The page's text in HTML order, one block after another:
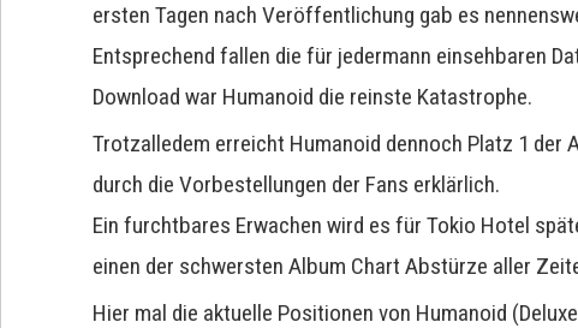
ersten Tagen nach Veröffentlichung gab es
Entsprechend fallen die für jedermann einsehbaren
Download war Humanoid die reinste Katastrophe.
Trotzalledem erreicht Humanoid dennoch Platz 1
durch die Vorbestellungen der Fans erklärlich.
Ein furchtbares Erwachen wird es für Tokio Hotel
einen der schwersten Album Chart Abstürze aller
Hier mal die aktuelle Positionen von Humanoid